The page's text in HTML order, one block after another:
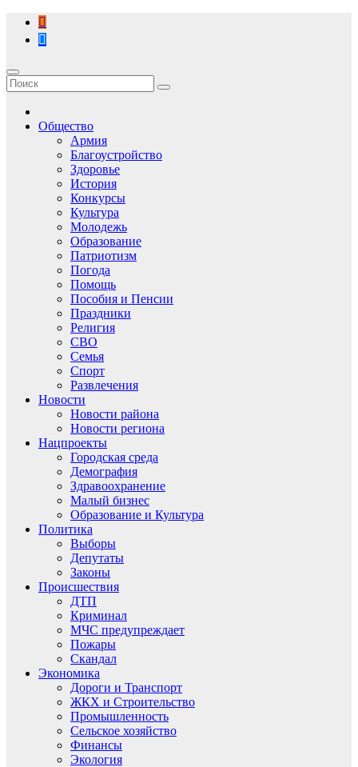
Перейти
содержимому
Общество
Армия
Благоустройство
Здоровье
История
Конкурсы
Культура
Молодежь
Образование
Патриотизм
Погода
Помощь
Пособия и Пенсии
Праздники
Религия
СВО
Семья
Спорт
Развлечения
Новости
Новости района
Новости региона
Нацпроекты
Городская среда
Демография
Здравоохранение
Малый бизнес
Образование и Культура
Политика
Выборы
Депутаты
Законы
Происшествия
ДТП
Криминал
МЧС предупреждает
Пожары
Скандал
Экономика
Дороги и Транспорт
ЖКХ и Строительство
Промышленность
Сельское хозяйство
Финансы
Экология